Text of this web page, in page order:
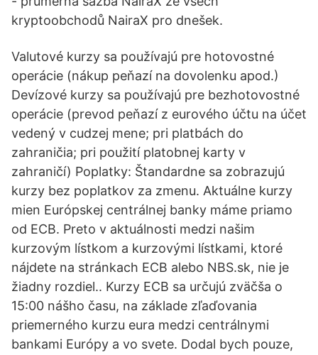
kryptoobchodů NairaX pro dnešek.
Valutové kurzy sa používajú pre hotovostné
operácie (nákup peňazí na dovolenku apod.)
Devízové kurzy sa používajú pre bezhotovostné
operácie (prevod peňazí z eurového účtu na účet
vedený v cudzej mene; pri platbách do
zahraničia; pri použití platobnej karty v
zahraničí) Poplatky: Štandardne sa zobrazujú
kurzy bez poplatkov za zmenu. Aktuálne kurzy
mien Európskej centrálnej banky máme priamo
od ECB. Preto v aktuálnosti medzi našim
kurzovým lístkom a kurzovými lístkami, ktoré
nájdete na stránkach ECB alebo NBS.sk, nie je
žiadny rozdiel.. Kurzy ECB sa určujú zväčša o
15:00 nášho času, na základe zľaďovania
priemerného kurzu eura medzi centrálnymi
bankami Európy a vo svete. Dodal bych pouze,